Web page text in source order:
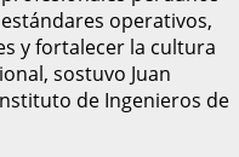
operativos,
y fortalecer la cultura
sostuvo Juan
de Ingenieros de